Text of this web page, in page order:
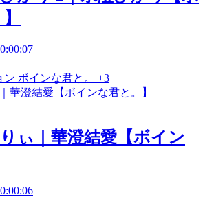
ン ボインな君と。 +3
りぃ｜華澄結愛【ボイン